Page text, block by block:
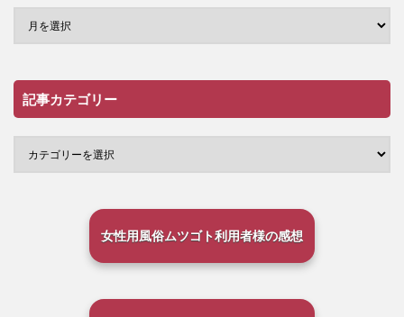
記事カテゴリー
女性用風俗ムツゴト利用者様の感想